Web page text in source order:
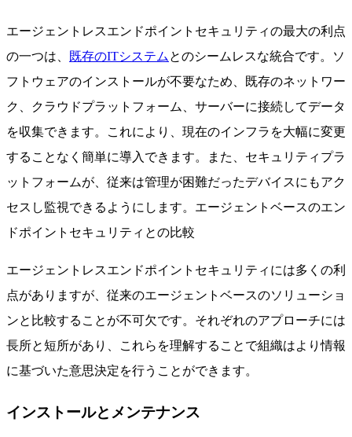
エージェントレスエンドポイントセキュリティの最大の利点
の一つは、
既存のITシステム とのシームレスな統合です。ソ
フトウェアのインストールが不要なため、既存のネットワー
ク、クラウドプラットフォーム、サーバーに接続してデータ
を収集できます。これにより、現在のインフラを大幅に変更
することなく簡単に導入できます。また、セキュリティプラ
ットフォームが、従来は管理が困難だったデバイスにもアク
セスし監視できるようにします。 エージェントベースのエン
ドポイントセキュリティとの比較
エージェントレスエンドポイントセキュリティには多くの利
点がありますが、従来のエージェントベースのソリューショ
ンと比較することが不可欠です。それぞれのアプローチには
長所と短所があり、これらを理解することで組織はより情報
に基づいた意思決定を行うことができます。
インストールとメンテナンス